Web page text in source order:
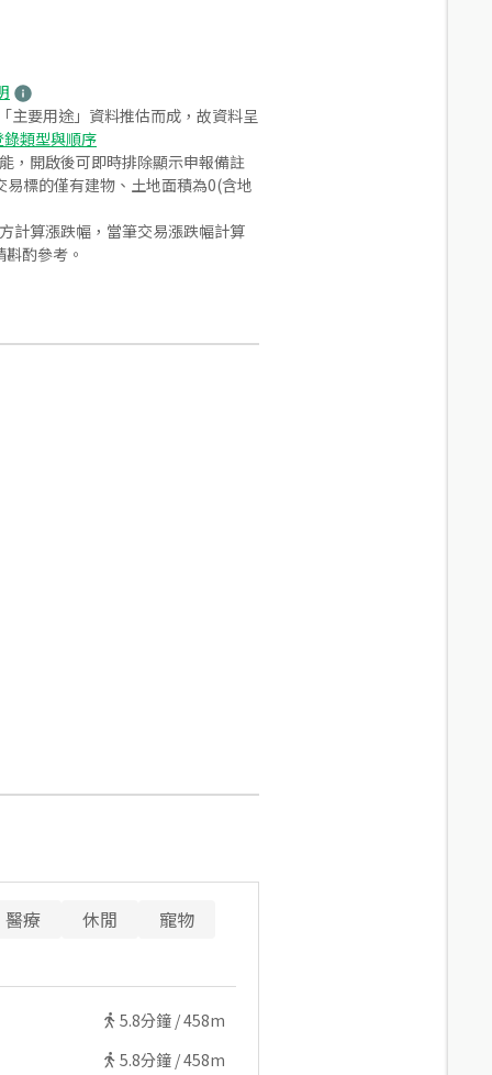
主要用途」資料推估而成，故資料呈
類型與順序
，開啟後可即時排除顯示申報備註
標的僅有建物、土地面積為0(含地
計算漲跌幅，當筆交易漲跌幅計算
酌參考。
醫療 休閒
寵物
5.8分鐘 /458m
5.8分鐘 /458m